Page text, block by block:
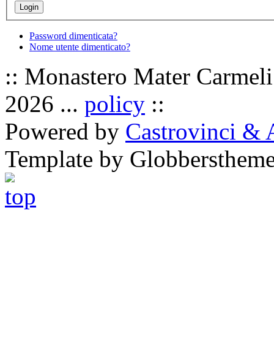
Password dimenticata?
Nome utente dimenticato?
:: Monastero Mater
2026 ... policy ::
Powered by Castrovinci &
Template by